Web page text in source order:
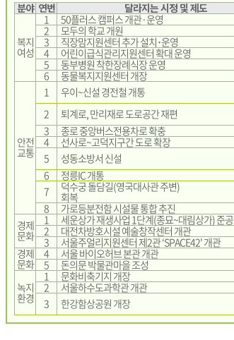
분야 연번 달라지는 시정 및 제도
복지
여성
1 50플러스 캠퍼스 개관·운영
2
모두의 학교 개원
3
직장맘지원센터 추가 설치･운영
4
어린이급식관리지원센터 확대 운영
5
동부병원 착한장례식장 운영
6
동물복지지원센터 개장
안전
교통
1 우이~신설 경전철 개통
2
퇴계로, 만리재로 도로공간 재편
3
종로 중앙버스전용차로 확충
4
선사로~고덕지구간 도로 확장
5
성동소방서 신설
6
정릉IC 개통
7
덕수궁 돌담길(영국대사관 주변)
회복
8
가로등분전함 시설물 통합 추진
경제
문화
1 세운상가 재생사업 1단계(종묘~대림상가) 준공
2
대전차방호시설 예술창작센터 개관
3
서울주얼리지원센터 제2관 ‘SPACE42' 개관
경제
문화
4 서울 바이오허브 본관 개관
5
돈의문 박물관마을 조성
녹지
환경
1 문화비축기지 개장
2
서울하수도과학관 개관
3
한강함상공원 개장